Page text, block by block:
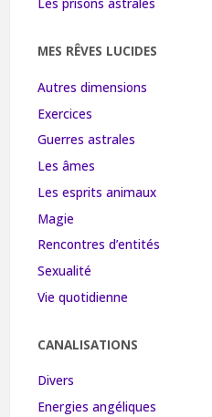
Les prisons astrales
MES RÊVES LUCIDES
Autres dimensions
Exercices
Guerres astrales
Les âmes
Les esprits animaux
Magie
Rencontres d’entités
Sexualité
Vie quotidienne
CANALISATIONS
Divers
Energies angéliques